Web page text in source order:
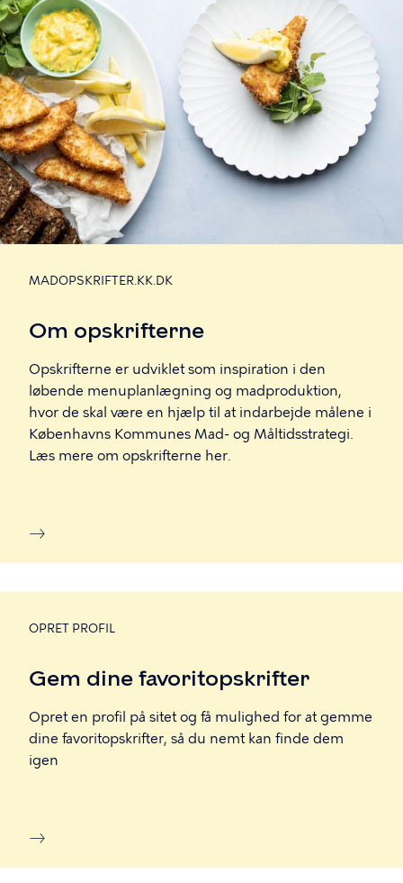
MADOPSKRIFTER.KK.DK
Om opskrifterne
Opskrifterne er udviklet som inspiration i den
løbende menuplanlægning og madproduktion,
hvor de skal være en hjælp til at indarbejde målene i
Københavns Kommunes Mad- og Måltidsstrategi.
Læs mere om opskrifterne her.
OPRET PROFIL
Gem dine favoritopskrifter
Opret en profil på sitet og få mulighed for at gemme
dine favoritopskrifter, så du nemt kan finde dem
igen